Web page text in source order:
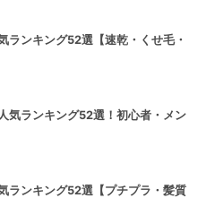
ランキング52選【速乾・くせ毛・
気ランキング52選！初心者・メン
ランキング52選【プチプラ・髪質